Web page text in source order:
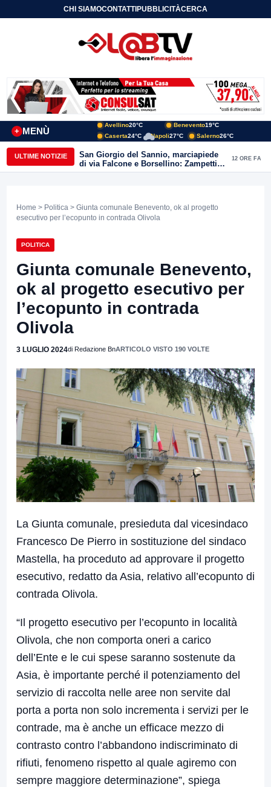
CHI SIAMOCONTATTIPUBBLICITÀCERCA
MENÙ
+
Avellino20°C Benevento19°C
Caserta24°C Napoli27°C Salerno26°C
ULTIME NOTIZIE
San Giorgio del Sannio, marciapiede
di via Falcone e Borsellino: Zampetti e
Lombardi replicano alle polemiche
12 ORE FA
Home > Politica > Giunta comunale Benevento, ok al progetto
esecutivo per l’ecopunto in contrada Olivola
POLITICA
Giunta comunale Benevento,
ok al progetto esecutivo per
l’ecopunto in contrada
Olivola
3 LUGLIO 2024di Redazione BnARTICOLO VISTO 190 VOLTE
La Giunta comunale, presieduta dal vicesindaco
Francesco De Pierro in sostituzione del sindaco
Mastella, ha proceduto ad approvare il progetto
esecutivo, redatto da Asia, relativo all’ecopunto di
contrada Olivola.
“Il progetto esecutivo per l’ecopunto in località
Olivola, che non comporta oneri a carico
dell’Ente e le cui spese saranno sostenute da
Asia, è importante perché il potenziamento del
servizio di raccolta nelle aree non servite dal
porta a porta non solo incrementa i servizi per le
contrade, ma è anche un efficace mezzo di
contrasto contro l’abbandono indiscriminato di
rifiuti, fenomeno rispetto al quale agiremo con
sempre maggiore determinazione”, spiega